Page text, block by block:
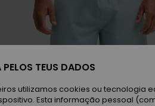
TEUS DADOS
utilizamos cookies ou tecnologia
Esta informação pessoal